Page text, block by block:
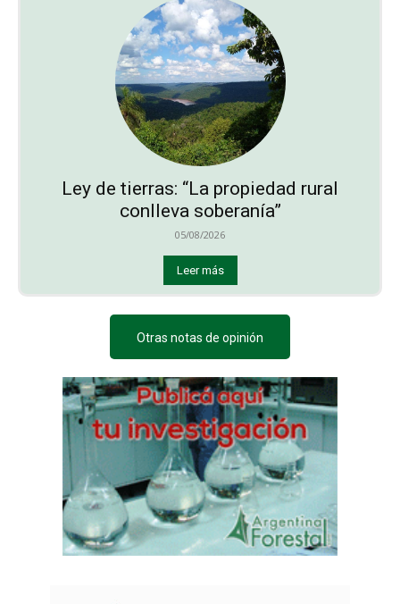
Ley de tierras: “La propiedad rural
conlleva soberanía”
05/08/2026
Leer más
Otras notas de opinión